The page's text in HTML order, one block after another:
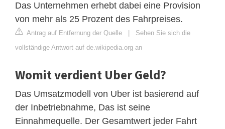
Das Unternehmen erhebt dabei eine Provision
von mehr als 25 Prozent des Fahrpreises.
Antrag auf Entfernung der Quelle
Sehen Sie sich die
vollständige Antwort auf de.wikipedia.org an
Womit verdient Uber Geld?
Das Umsatzmodell von Uber ist basierend auf
der Inbetriebnahme, Das ist seine
Einnahmequelle. Der Gesamtwert jeder Fahrt